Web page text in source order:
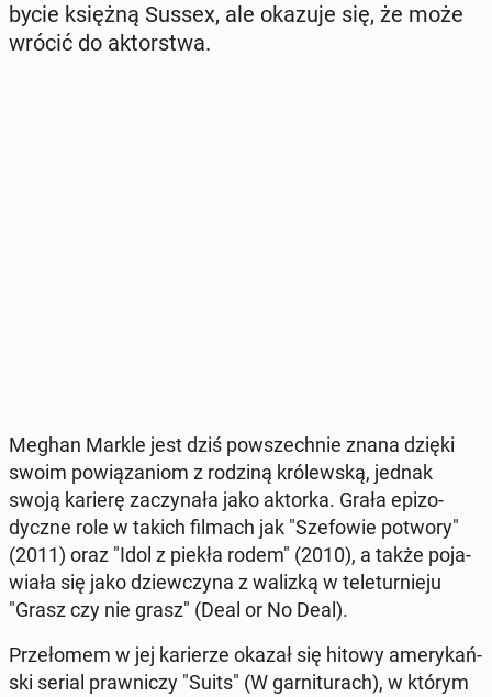
bycie księżną Sussex, ale okazuje się, że może
wrócić do ak­tor­stwa.
Meghan Markle jest dziś po­wszech­nie znana dzięki
swoim po­wią­za­niom z rodziną kró­lew­ską, jednak
swoją karierę za­czy­na­ła jako aktorka. Grała epi­zo­
dycz­ne role w takich filmach jak "Sze­fo­wie potwory"
(2011) oraz "Idol z piekła rodem" (2010), a także po­ja­
wia­ła się jako dziew­czy­na z walizką w te­le­tur­nie­ju
"Grasz czy nie grasz" (Deal or No Deal).
Prze­ło­mem w jej ka­rie­rze okazał się hitowy ame­ry­kań­
ski serial praw­ni­czy "Suits" (W gar­ni­tu­rach), w którym